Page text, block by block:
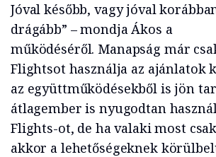
Jóval később, vagy jóval
drágább” – mondja Ákos a
működéséről. Manapság már
Flightsot használja az ajánlatok
az együttműködésekből is jön
átlagember is nyugodtan
Flights-ot, de ha valaki most
akkor a lehetőségeknek